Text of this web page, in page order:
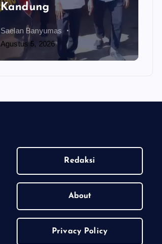
Kandung
Saelan Banyumas
Agustus 5, 2026
Redaksi
About
Privacy Policy